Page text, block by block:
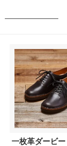
一枚革ダービ